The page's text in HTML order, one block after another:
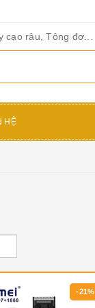
cạo râu, Tông đơ...
HỆ
-21%